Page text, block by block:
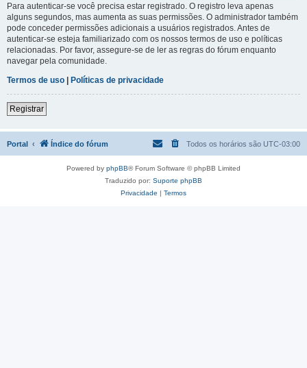
Para autenticar-se você precisa estar registrado. O registro leva apenas
alguns segundos, mas aumenta as suas permissões. O administrador também
pode conceder permissões adicionais a usuários registrados. Antes de
autenticar-se esteja familiarizado com os nossos termos de uso e políticas
relacionadas. Por favor, assegure-se de ler as regras do fórum enquanto
navegar pela comunidade.
Termos de uso | Políticas de privacidade
Registrar
Portal Índice do fórum Todos os horários são UTC-03:00
Powered by phpBB® Forum Software © phpBB Limited
Traduzido por: Suporte phpBB
Privacidade | Termos